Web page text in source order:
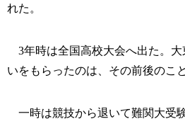
れた。
3年時は全国高校大会へ出た。大
いをもらったのは、その前後のこ
一時は競技から退いて難関大受